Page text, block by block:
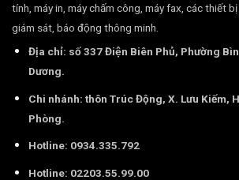
tính, máy in, máy chấm công, máy fax, các thiết
giám sát, báo động thông minh.
Địa chỉ: số 337 Điện Biên Phủ, Phường
Dương.
Chi nhánh: thôn Trúc Động, X. Lưu Kiếm,
Phòng.
Hotline: 0934.335.792
Hotline: 02203.55.99.00